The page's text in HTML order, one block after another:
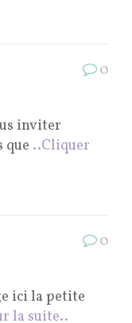
0
inviter
que ..Cliquer
0
ici la petite
la suite..